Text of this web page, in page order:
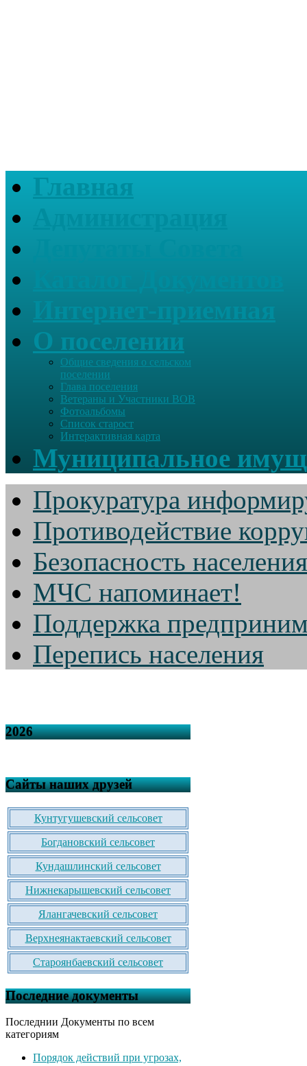
Главная
О поселении
Общие сведения о сельском
поселении
Глава поселения
Ветераны и Участники ВОВ
Фотоальбомы
Список старост
Интерактивная карта
Муниципальное
Прокуратура
Противодействие
Безопасность населения
МЧС напоминает!
Поддержка
Перепись населения
2026
Сайты наших друзей
Кунтугушевский сельсовет
Богдановский сельсовет
Кундашлинский сельсовет
Нижнекарышевский сельсовет
Ялангачевский сельсовет
Верхнеянактаевский сельсовет
Староянбаевский сельсовет
Последние документы
Последнии Документы по всем
категориям
Порядок действий при угрозах,